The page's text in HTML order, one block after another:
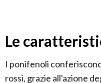
Le
I ponifenoli
rossi, grazie all'azione